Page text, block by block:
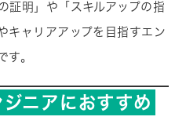
証明」や「スキルアップの指
キャリアアップを目指すエン
す。
ニアにおすすめ